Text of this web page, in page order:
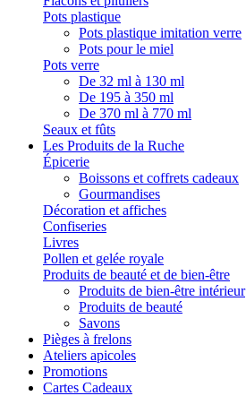
Pots plastique
Pots plastique imitation verre
Pots pour le miel
Pots verre
De 32 ml à 130 ml
De 195 à 350 ml
De 370 ml à 770 ml
Seaux et fûts
Les Produits de la Ruche
Épicerie
Boissons et coffrets cadeaux
Gourmandises
Décoration et affiches
Confiseries
Livres
Pollen et gelée royale
Produits de beauté et de bien-être
Produits de bien-être intérieur
Produits de beauté
Savons
Pièges à frelons
Ateliers apicoles
Promotions
Cartes Cadeaux